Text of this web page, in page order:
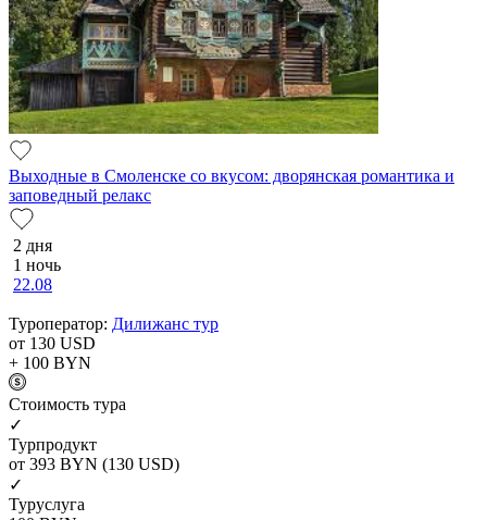
Выходные в Смоленске со вкусом: дворянская романтика и
заповедный релакс
2 дня
1 ночь
22.08
Туроператор: Дилижанс тур
от 130 USD
+ 100 BYN
Cтоимость тура
✓
Турпродукт
от 393 BYN (130 USD)
✓
Туруслуга